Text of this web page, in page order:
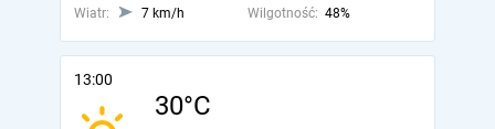
Wiatr:
7 km/h Wilgotność: 48%
13:00
30°C